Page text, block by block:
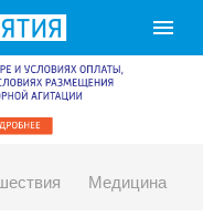
menu
Медицина